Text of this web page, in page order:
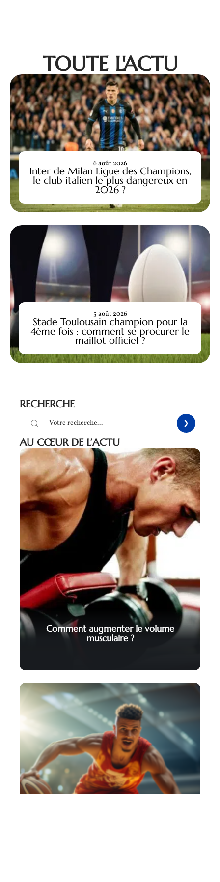
TOUTE L'ACTU
Inter de Milan Ligue des Champions,
le club italien le plus dangereux en
2026 ?
6 août 2026
Stade Toulousain champion pour la
4ème fois : comment se procurer le
maillot officiel ?
5 août 2026
RECHERCHE
AU CŒUR DE L’ACTU
Comment augmenter le volume
musculaire ?